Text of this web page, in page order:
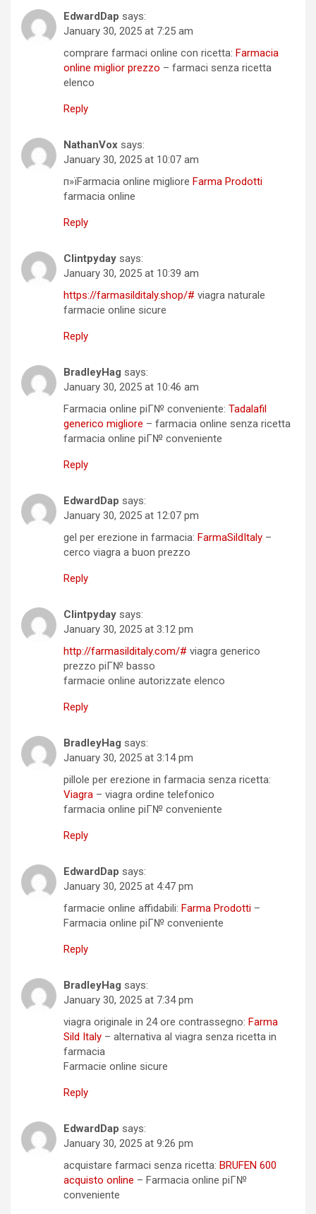
EdwardDap says:
January 30, 2025 at 7:25 am
comprare farmaci online con ricetta: Farmacia
online miglior prezzo – farmaci senza ricetta
elenco
Reply
NathanVox says:
January 30, 2025 at 10:07 am
п»їFarmacia online migliore Farma Prodotti
farmacia online
Reply
Clintpyday says:
January 30, 2025 at 10:39 am
https://farmasilditaly.shop/# viagra naturale
farmacie online sicure
Reply
BradleyHag says:
January 30, 2025 at 10:46 am
Farmacia online piГ№ conveniente: Tadalafil
generico migliore – farmacia online senza ricetta
farmacia online piГ№ conveniente
Reply
EdwardDap says:
January 30, 2025 at 12:07 pm
gel per erezione in farmacia: FarmaSildItaly –
cerco viagra a buon prezzo
Reply
Clintpyday says:
January 30, 2025 at 3:12 pm
http://farmasilditaly.com/# viagra generico
prezzo piГ№ basso
farmacie online autorizzate elenco
Reply
BradleyHag says:
January 30, 2025 at 3:14 pm
pillole per erezione in farmacia senza ricetta:
Viagra – viagra ordine telefonico
farmacia online piГ№ conveniente
Reply
EdwardDap says:
January 30, 2025 at 4:47 pm
farmacie online affidabili: Farma Prodotti –
Farmacia online piГ№ conveniente
Reply
BradleyHag says:
January 30, 2025 at 7:34 pm
viagra originale in 24 ore contrassegno: Farma
Sild Italy – alternativa al viagra senza ricetta in
farmacia
Farmacie online sicure
Reply
EdwardDap says:
January 30, 2025 at 9:26 pm
acquistare farmaci senza ricetta: BRUFEN 600
acquisto online – Farmacia online piГ№
conveniente